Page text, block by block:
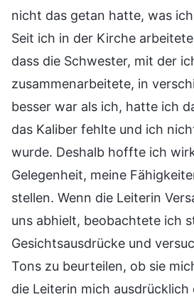
nicht das getan hatte, was
Seit ich in der Kirche
dass die Schwester, mit der
zusammenarbeitete, in
besser war als ich, hatte ich
das Kaliber fehlte und ich
wurde. Deshalb hoffte ich
Gelegenheit, meine
stellen. Wenn die Leiterin
uns abhielt, beobachtete ich
Gesichtsausdrücke und
Tons zu beurteilen, ob sie
die Leiterin mich